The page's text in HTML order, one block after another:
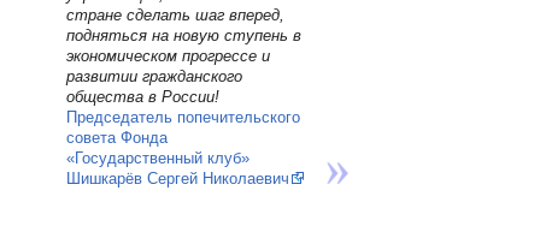
стране сделать шаг вперед,
подняться на новую ступень в
экономическом прогрессе и
развитии гражданского
общества в России!
Председатель попечительского
совета Фонда
«Государственный клуб»
Шишкарёв Сергей Николаевич